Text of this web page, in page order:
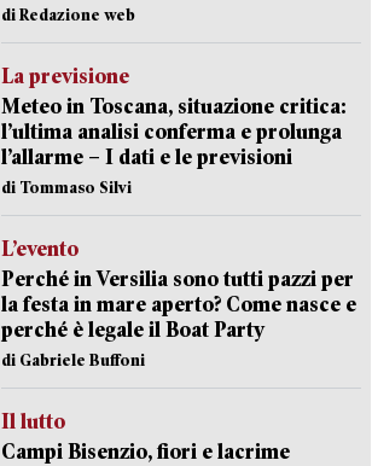
di Redazione web
La previsione
Meteo in Toscana, situazione critica:
l’ultima analisi conferma e prolunga
l’allarme – I dati e le previsioni
di Tommaso Silvi
L’evento
Perché in Versilia sono tutti pazzi per
la festa in mare aperto? Come nasce e
perché è legale il Boat Party
di Gabriele Buffoni
Il lutto
Campi Bisenzio, fiori e lacrime